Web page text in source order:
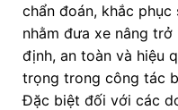
chẩn đoán, khắc
nhằm đưa xe nâng
định, an toàn và hiệu
trọng trong công tác
Đặc biệt đối với các